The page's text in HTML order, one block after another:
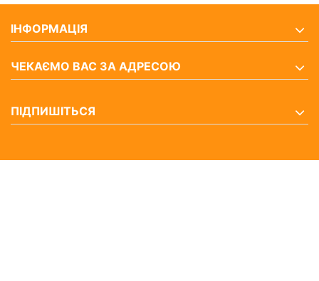
ІНФОРМАЦІЯ
ЧЕКАЄМО ВАС ЗА АДРЕСОЮ
ПІДПИШІТЬСЯ